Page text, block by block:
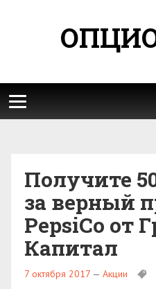
Получите
за верный
PepsiCo от
Капитал
7 октября 2017 — Акции